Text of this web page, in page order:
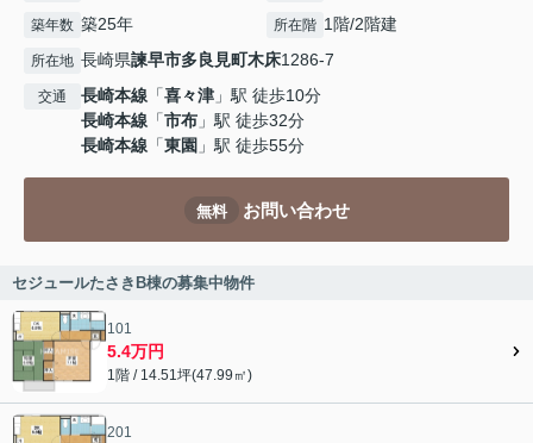
築年数 築25年 所在階 1階/2階建
所在地 長崎県諫早市多良見町木床1286-7
交通 長崎本線 「喜々津 」駅 徒歩10分
長崎本線 「市布 」駅 徒歩32分
長崎本線 「東園 」駅 徒歩55分
無料 お問い合わせ
セジュールたさきB棟の募集中物件
101
5.4万円
1階 / 14.51坪(47.99㎡)
201